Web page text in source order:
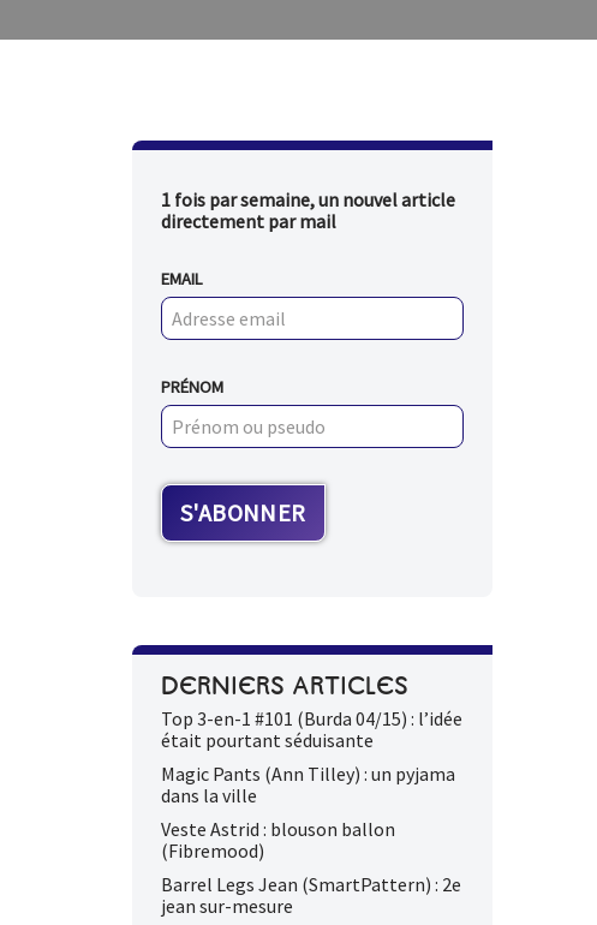
1 fois par semaine, un nouvel article
directement par mail
EMAIL
PRÉNOM
DERNIERS ARTICLES
Top 3-en-1 #101 (Burda 04/15) : l’idée
était pourtant séduisante
Magic Pants (Ann Tilley) : un pyjama
dans la ville
Veste Astrid : blouson ballon
(Fibremood)
Barrel Legs Jean (SmartPattern) : 2e
jean sur-mesure